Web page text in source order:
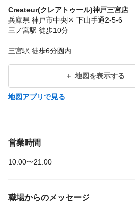
Createur(クレアトゥール)神戸三宮店
兵庫県 神戸市中央区 下山手通2-5-6
三ノ宮駅 徒歩10分
三宮駅 徒歩6分圏内
地図を表示する
地図アプリで見る
営業時間
10:00〜21:00
職場からのメッセージ